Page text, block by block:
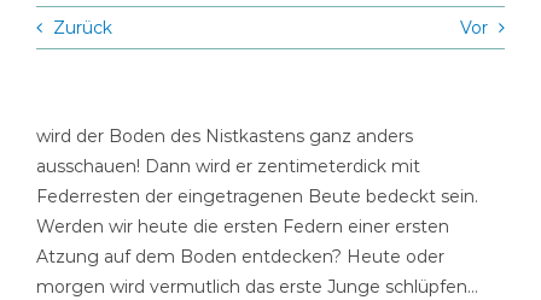
Zurück Vor
wird der Boden des Nistkastens ganz anders
ausschauen! Dann wird er zentimeterdick mit
Federresten der eingetragenen Beute bedeckt sein.
Werden wir heute die ersten Federn einer ersten
Atzung auf dem Boden entdecken? Heute oder
morgen wird vermutlich das erste Junge schlüpfen…